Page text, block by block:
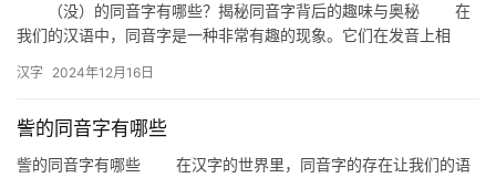
（没）的同音字有哪些？揭秘同音字背后的趣味与奥秘 在
我们的汉语中，同音字是一种非常有趣的现象。它们在发音上相
音…
汉字 2024年12月16日
訾的同音字有哪些
訾的同音字有哪些 在汉字的世界里，同音字的存在让我们的语